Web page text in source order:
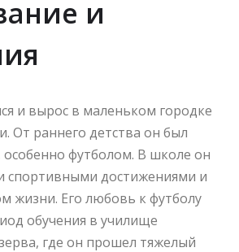
и
и вырос в маленьком городке
От раннего детства он был
особенно футболом. В школе он
спортивными достижениями и
жизни. Его любовь к футболу
обучения в училище
где он прошел тяжелый